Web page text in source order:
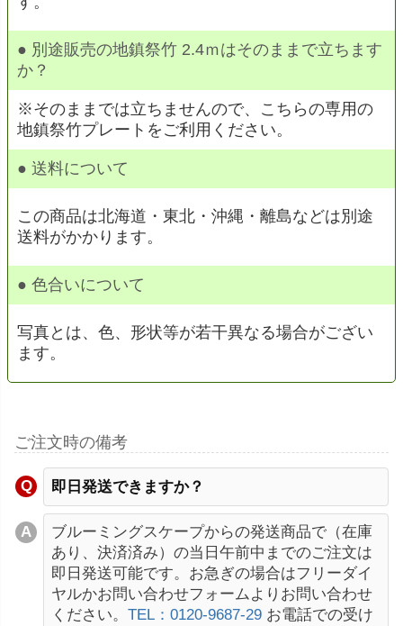
● 別途販売の地鎮祭竹 2.4ｍはそのままで立ちます
か？
※そのままでは立ちませんので、こちらの専用の
地鎮祭竹プレートをご利用ください。
● 送料について
この商品は北海道・東北・沖縄・離島などは別途
送料がかかります。
● 色合いについて
写真とは、色、形状等が若干異なる場合がござい
ます。
ご注文時の備考
即日発送できますか？
ブルーミングスケープからの発送商品で（在庫
あり、決済済み）の当日午前中までのご注文は
即日発送可能です。お急ぎの場合はフリーダイ
ヤルかお問い合わせフォームよりお問い合わせ
ください。 TEL：0120-9687-29 お電話での受け